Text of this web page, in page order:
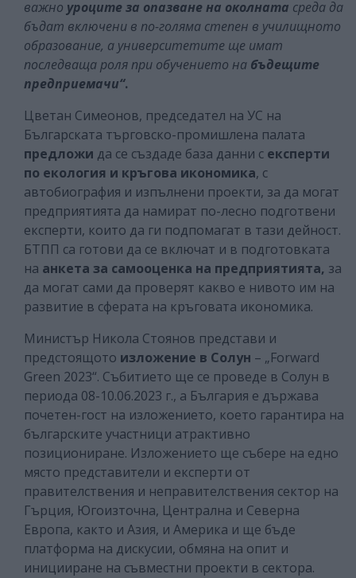
важно уроците за опазване на околната среда да
бъдат включени в по-голяма степен в училищното
образование, а университетите ще имат
последваща роля при обучението на бъдещите
предприемачи“.
Цветан Симеонов, председател на УС на
Българската търговско-промишлена палата
предложи да се създаде база данни с експерти
по екология и кръгова икономика, с
автобиография и изпълнени проекти, за да могат
предприятията да намират по-лесно подготвени
експерти, които да ги подпомагат в тази дейност.
БТПП са готови да се включат и в подготовката
на анкета за самооценка на предприятията, за
да могат сами да проверят какво е нивото им на
развитие в сферата на кръговата икономика.
Министър Никола Стоянов представи и
предстоящото изложение в Солун – „Forward
Green 2023“. Събитието ще се проведе в Солун в
периода 08-10.06.2023 г., а България е държава
почетен-гост на изложението, което гарантира на
българските участници атрактивно
позициониране. Изложението ще събере на едно
място представители и експерти от
правителствения и неправителствения сектор на
Гърция, Югоизточна, Централна и Северна
Европа, както и Азия, и Америка и ще бъде
платформа на дискусии, обмяна на опит и
иницииране на съвместни проекти в сектора.